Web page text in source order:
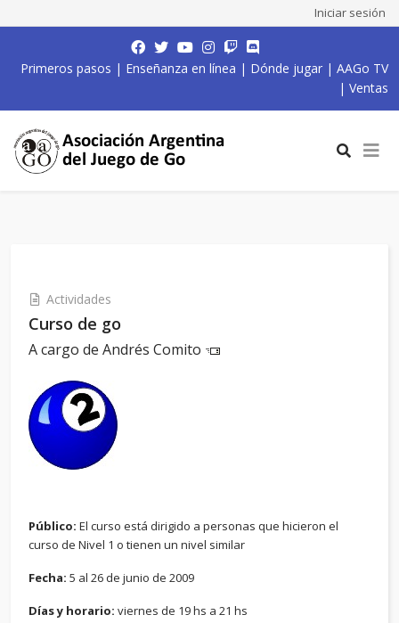
Iniciar sesión
Primeros pasos | Enseñanza en línea | Dónde jugar | AAGo TV
| Ventas
Actividades
Curso de go
A cargo de Andrés Comito
Público: El curso está dirigido a personas que hicieron el
curso de Nivel 1 o tienen un nivel similar
Fecha: 5 al 26 de junio de 2009
Días y horario: viernes de 19 hs a 21 hs